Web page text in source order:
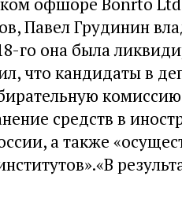
Павел Грудинин
го она была
что кандидаты в
средств в
а также